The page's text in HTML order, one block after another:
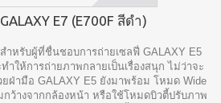
E7 (E700F สีดำ)
ำหรับผู้ที่ชื่นชอบการถ่ายเซลฟี่ GALAXY E5
ให้การถ่ายภาพกลายเป็นเรื่องสนุก ไม่ว่าจะ
ยฝ่ามือ GALAXY E5 ยังมาพร้อม โหมด Wide
ว้างจากกล้องหน้า หรือใช้โหมดบิวตี้ปรับภาพ